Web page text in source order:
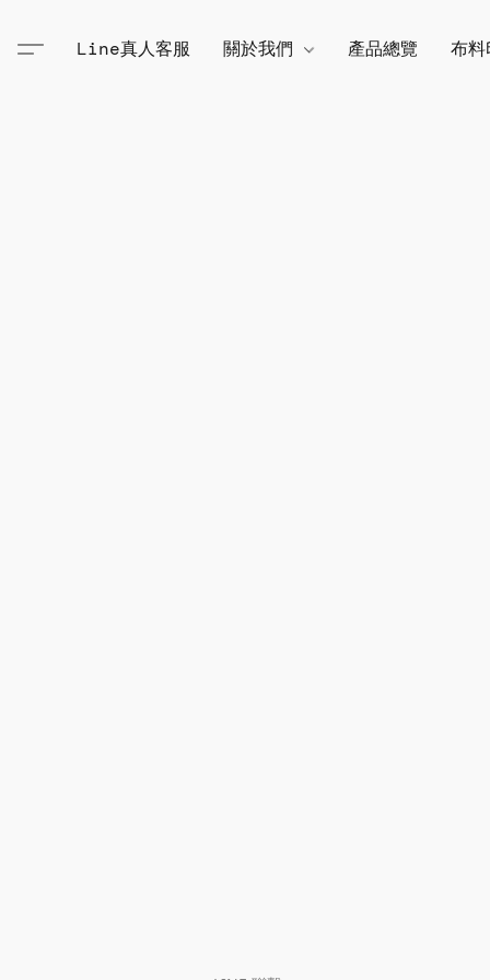
Line真人客服 關於我們 產品總覽 布